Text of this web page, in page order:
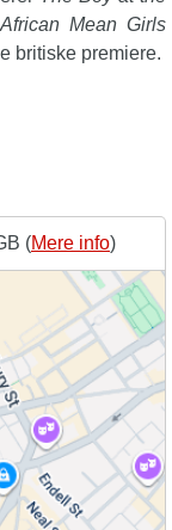
Mean Girls
britiske premiere.
(Mere info)